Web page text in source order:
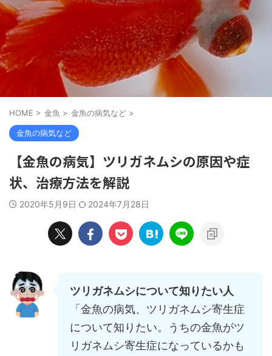
HOME > 金魚 > 金魚の病気など >
金魚の病気など
【金魚の病気】ツリガネムシの原因や症
状、治療方法を解説
2020年5月9日 2024年7月28日
ツリガネムシについて知りたい人
「金魚の病気、ツリガネムシ寄生症
について知りたい。うちの金魚がツ
リガネムシ寄生症になっているかも